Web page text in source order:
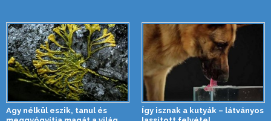
Agy nélkül eszik, tanul és
Így isznak a kutyák – látványos